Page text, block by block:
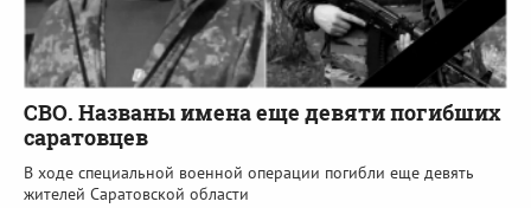
СВО. Названы имена еще девяти погибших
саратовцев
В ходе специальной военной операции погибли еще девять
жителей Саратовской области